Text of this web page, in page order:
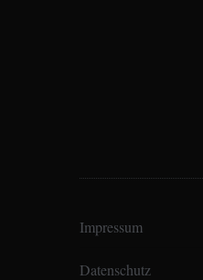
Impressum
Datenschutz